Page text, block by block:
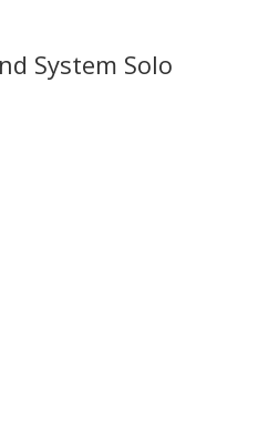
System Solo